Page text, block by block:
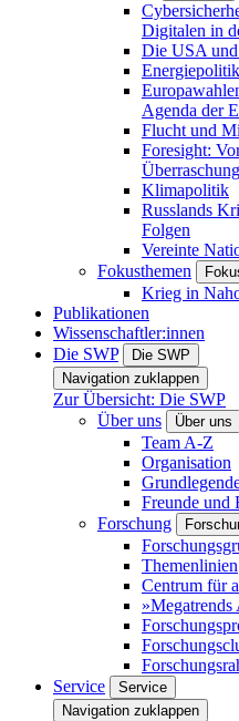
Digitalen in
Die USA und
Energiepolitik
Agenda der
Flucht und
Foresight:
Klimapolitik
Russlands
Folgen
Vereinte
Fokusthemen
Krieg in
Publikationen
Wissenschaftler:innen
Die SWP
Die SWP
Navigation zuklappen
Zur Übersicht: Die SWP
Über uns
Über uns
Team A-Z
Organisation
Freunde und
Forschung
Themenlinien
Centrum für
Service
Service
Navigation zuklappen